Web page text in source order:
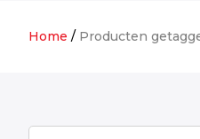
Home / Producten